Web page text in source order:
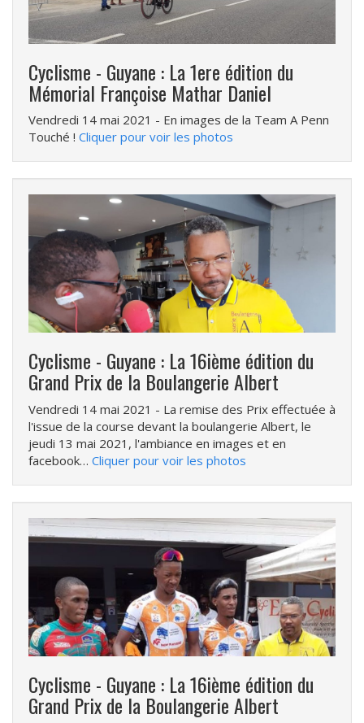
Cyclisme - Guyane : La 1ere édition du
Mémorial Françoise Mathar Daniel
Vendredi 14 mai 2021 - En images de la Team A Penn
Touché ! Cliquer pour voir les photos
Cyclisme - Guyane : La 16ième édition du
Grand Prix de la Boulangerie Albert
Vendredi 14 mai 2021 - La remise des Prix effectuée à
l'issue de la course devant la boulangerie Albert, le
jeudi 13 mai 2021, l'ambiance en images et en
facebook… Cliquer pour voir les photos
Cyclisme - Guyane : La 16ième édition du
Grand Prix de la Boulangerie Albert